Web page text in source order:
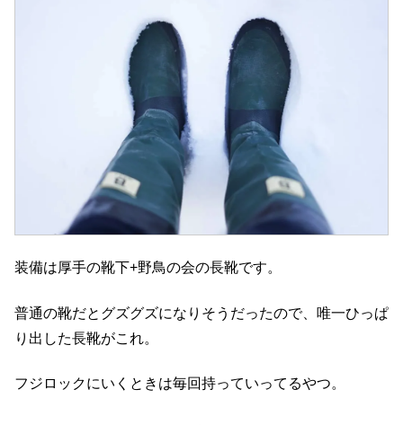
装備は厚手の靴下+野鳥の会の長靴です。
普通の靴だとグズグズになりそうだったので、唯一ひっぱ
り出した長靴がこれ。
フジロックにいくときは毎回持っていってるやつ。